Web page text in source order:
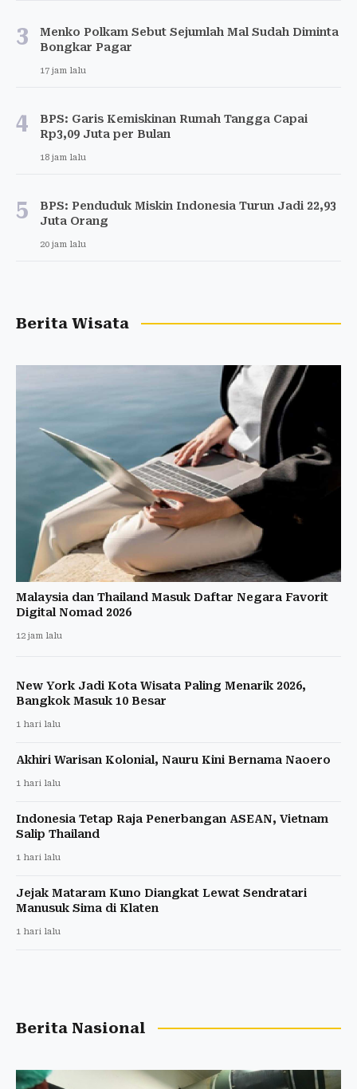
3
Menko Polkam Sebut Sejumlah Mal Sudah Diminta
Bongkar Pagar
17 jam lalu
4
BPS: Garis Kemiskinan Rumah Tangga Capai
Rp3,09 Juta per Bulan
18 jam lalu
5
BPS: Penduduk Miskin Indonesia Turun Jadi 22,93
Juta Orang
20 jam lalu
Berita Wisata
Malaysia dan Thailand Masuk Daftar Negara Favorit
Digital Nomad 2026
12 jam lalu
New York Jadi Kota Wisata Paling Menarik 2026,
Bangkok Masuk 10 Besar
1 hari lalu
Akhiri Warisan Kolonial, Nauru Kini Bernama Naoero
1 hari lalu
Indonesia Tetap Raja Penerbangan ASEAN, Vietnam
Salip Thailand
1 hari lalu
Jejak Mataram Kuno Diangkat Lewat Sendratari
Manusuk Sima di Klaten
1 hari lalu
Berita Nasional